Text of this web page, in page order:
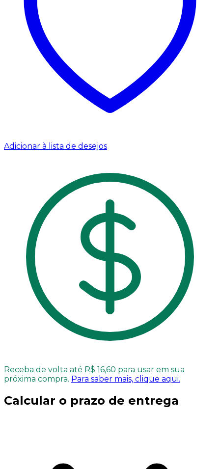
Adicionar à lista de desejos
Receba de volta até R$ 16,60 para usar em sua
próxima compra. Para saber mais, clique aqui.
Calcular o prazo de entrega